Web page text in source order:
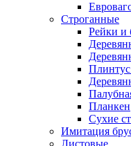
Строганные
Рейки и
Планкен
Сухие
Имитация
Листовые